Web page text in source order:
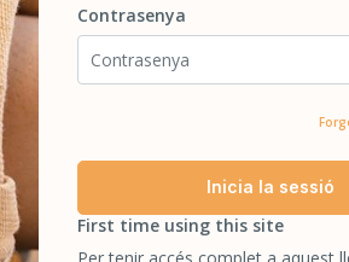
Contrasenya
Contrasenya
Inicia la sessió
First time using this site